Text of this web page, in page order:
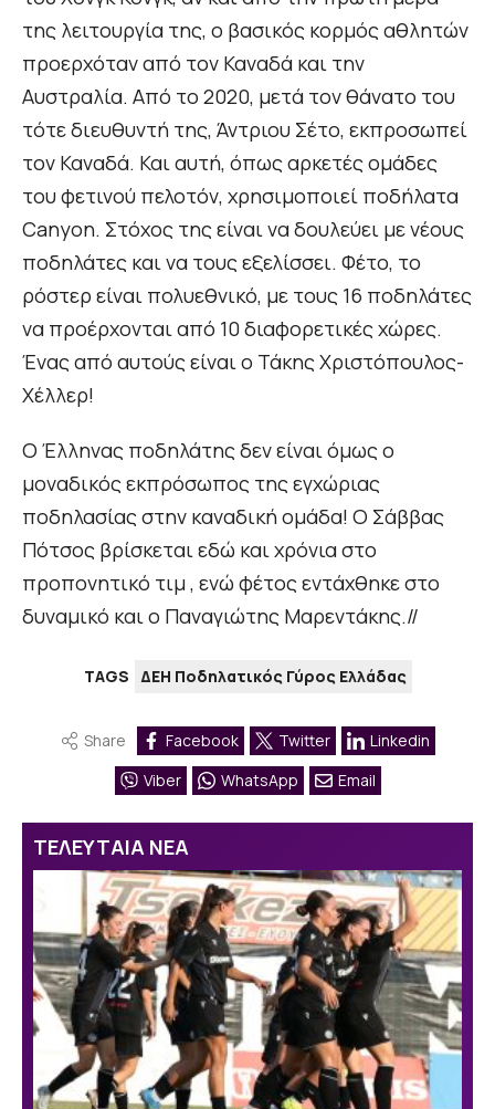
της λειτουργία της, ο βασικός κορμός αθλητών
προερχόταν από τον Καναδά και την
Αυστραλία. Από το 2020, μετά τον θάνατο του
τότε διευθυντή της, Άντριου Σέτο, εκπροσωπεί
τον Καναδά. Και αυτή, όπως αρκετές ομάδες
του φετινού πελοτόν, χρησιμοποιεί ποδήλατα
Canyon. Στόχος της είναι να δουλεύει με νέους
ποδηλάτες και να τους εξελίσσει. Φέτο, το
ρόστερ είναι πολυεθνικό, με τους 16 ποδηλάτες
να προέρχονται από 10 διαφορετικές χώρες.
Ένας από αυτούς είναι ο Τάκης Χριστόπουλος-
Χέλλερ!
Ο Έλληνας ποδηλάτης δεν είναι όμως ο
μοναδικός εκπρόσωπος της εγχώριας
ποδηλασίας στην καναδική ομάδα! Ο Σάββας
Πότσος βρίσκεται εδώ και χρόνια στο
προπονητικό τιμ , ενώ φέτος εντάχθηκε στο
δυναμικό και ο Παναγιώτης Μαρεντάκης.//
TAGS ΔΕΗ Ποδηλατικός Γύρος Ελλάδας
Share Facebook Twitter
Linkedin
Viber
WhatsApp Email
ΤΕΛΕΥΤΑΙΑ ΝΕΑ